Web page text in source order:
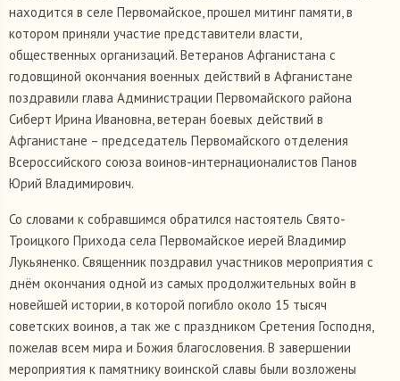
находится в селе Первомайское, прошел митинг памяти, в
котором приняли участие представители власти,
общественных организаций. Ветеранов Афганистана с
годовщиной окончания военных действий в Афганистане
поздравили глава Администрации Первомайского района
Сиберт Ирина Ивановна, ветеран боевых действий в
Афганистане – председатель Первомайского отделения
Всероссийского союза воинов-интернационалистов Панов
Юрий Владимирович.
Со словами к собравшимся обратился настоятель Свято-
Троицкого Прихода села Первомайское иерей Владимир
Лукьяненко. Священник поздравил участников мероприятия с
днём окончания одной из самых продолжительных войн в
новейшей истории, в которой погибло около 15 тысяч
советских воинов, а так же с праздником Сретения Господня,
пожелав всем мира и Божия благословения. В завершении
мероприятия к памятнику воинской славы были возложены